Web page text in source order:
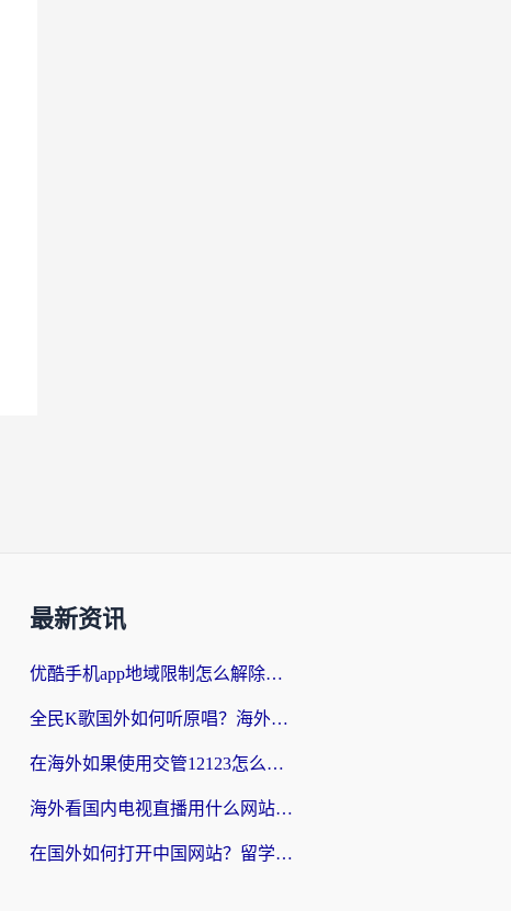
最新资讯
优酷手机app地域限制怎么解除？海外党亲测有效的追剧方案
全民K歌国外如何听原唱？海外党亲测有效的回国加速器选择指南
在海外如果使用交管12123怎么处理？留学生亲测有效的回国加速方案
海外看国内电视直播用什么网站比较好？一篇解决你所有追剧难题的实用指南
在国外如何打开中国网站？留学生与海外华人的无缝访问指南